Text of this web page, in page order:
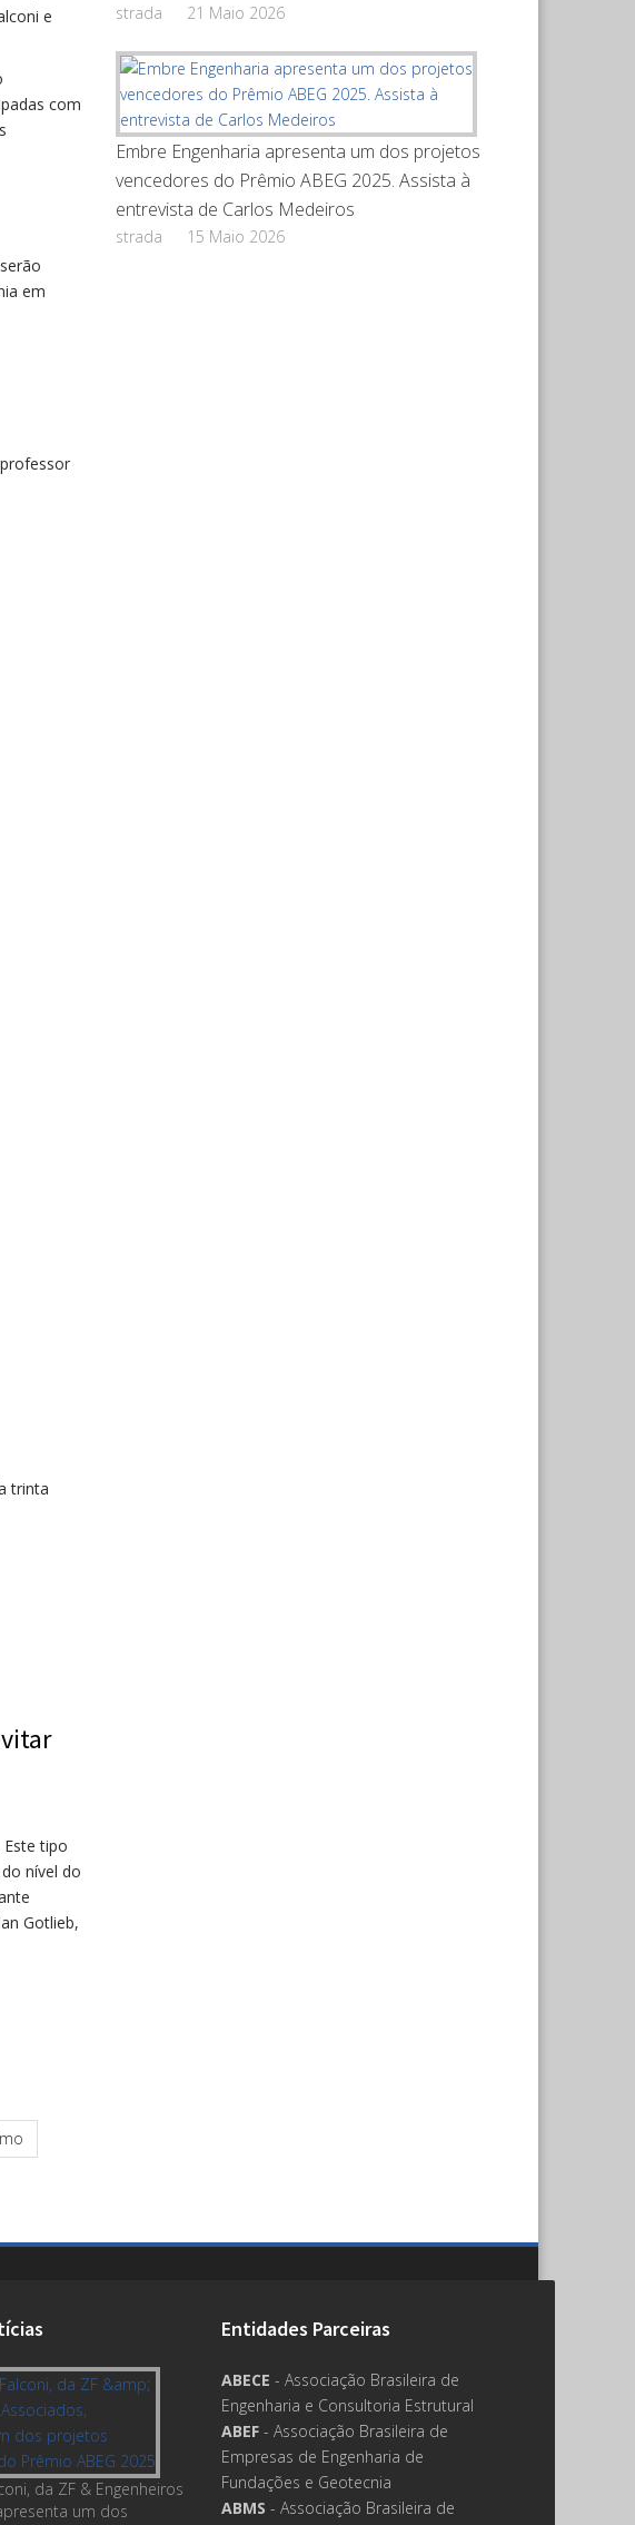
e
com
em
trinta
tipo
nível do
Gotlieb,
strada 21 Maio 2026
Embre Engenharia apresenta um dos projetos
vencedores do Prêmio ABEG 2025. Assista à
entrevista de Carlos Medeiros
strada 15 Maio 2026
da ZF & Engenheiros
um dos
Entidades Parceiras
ABECE - Associação Brasileira de
Engenharia e Consultoria Estrutural
ABEF - Associação Brasileira de
Empresas de Engenharia de
Fundações e Geotecnia
ABMS - Associação Brasileira de